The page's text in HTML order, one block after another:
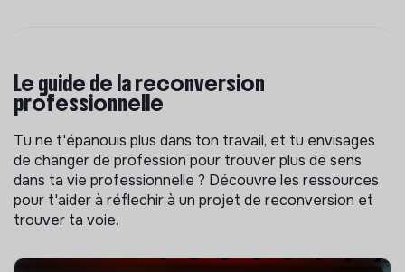
Le guide de la reconversion
professionnelle
Tu ne t'épanouis plus dans ton travail, et tu envisages
de changer de profession pour trouver plus de sens
dans ta vie professionnelle ? Découvre les ressources
pour t'aider à réflechir à un projet de reconversion et
trouver ta voie.